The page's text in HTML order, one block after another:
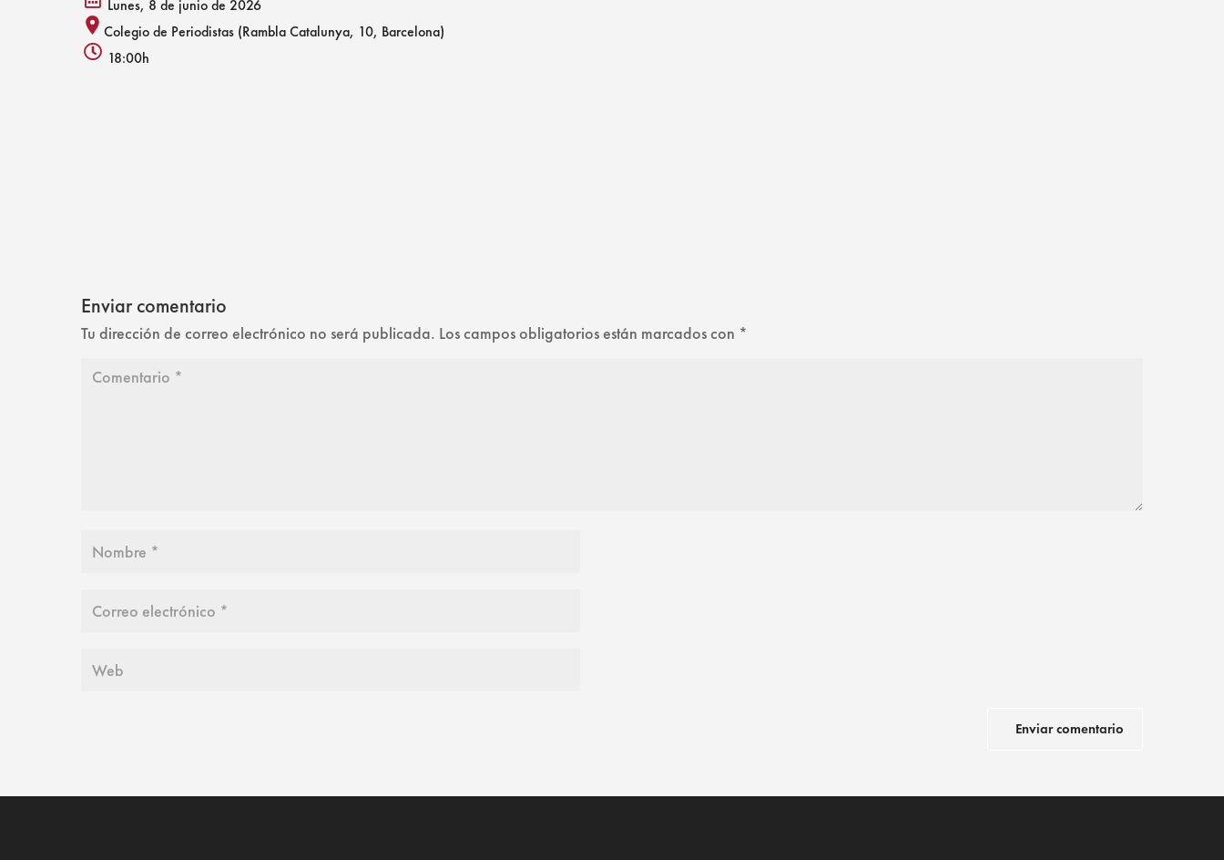
calendar
alt
icon
Lunes, 8 de junio de 2026
place
Colegio de Periodistas (Rambla Catalunya, 10, Barcelona)
18:00h
Enviar comentario
Tu dirección de correo electrónico no será publicada. Los campos obligatorios están marcados con *